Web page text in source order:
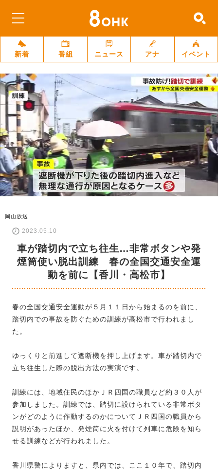
新着 番組 ニュース アナ イベント
岡山放送
2023.05.10
車が踏切内で立ち往生…非常ボタンや発
煙筒使い脱出訓練 春の全国交通安全運
動を前に【香川・高松市】
春の全国交通安全運動が５月１１日から始まるのを前に、
踏切内での事故を防ぐための訓練が高松市で行われまし
た。
ゆっくりと前進して遮断機を押し上げます。車が踏切内で
立ち往生した際の脱出方法の実演です。
訓練には、地域住民のほかＪＲ四国の職員など約３０人が
参加しました。訓練では、踏切に設けられている非常ボタ
ンがどのように作動するのかについてＪＲ四国の職員から
説明があったほか、発煙筒に火を付けて列車に危険を知ら
せる訓練などが行われました。
香川県警によりますと、県内では、ここ１０年で、踏切内